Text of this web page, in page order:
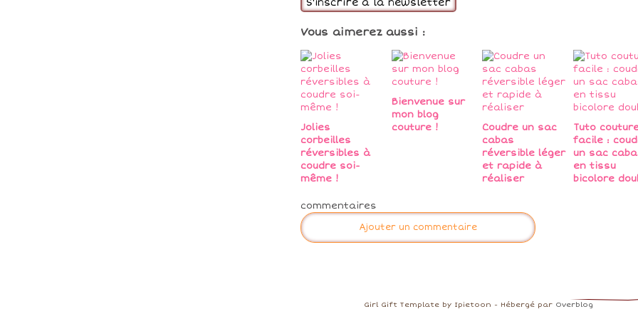
Vous aimerez aussi :
Jolies
corbeilles
réversibles à
coudre soi-
même !
Bienvenue sur
mon blog
couture !
Coudre un sac
cabas
réversible léger
et rapide à
réaliser
Tuto
facile :
un sac
en tissu
bicolore
commentaires
Ajouter un commentaire
Girl Gift Template by Ipietoon - Hébergé par Overblog